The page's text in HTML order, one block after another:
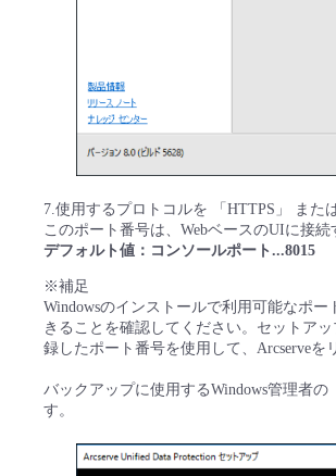
7.使用するプロトコルを 「HTTPS」 また
このポート番号は、WebベースのUIに接続
デフォルト値：コンソールポート...8015
※補足
Windowsのインストールで利用可能なポ
きることを確認してください。セットア
録したポート番号を使用して、Arcserveを
バックアップに使用するWindows管理者
す。